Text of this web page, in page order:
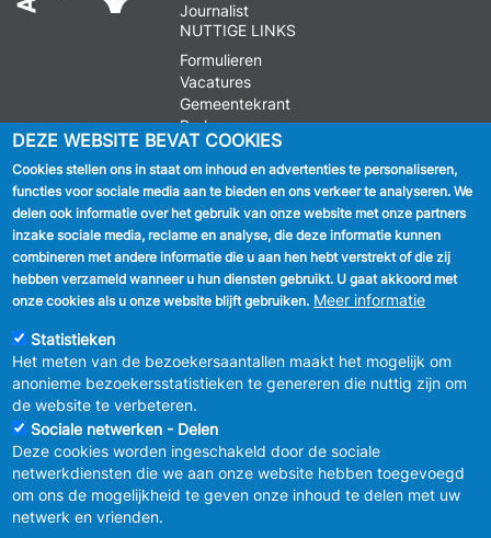
Journalist
NUTTIGE LINKS
Formulieren
Vacatures
Gemeentekrant
Parkeren
VOLG ONS
Facebook
Linkedin
Instagram
MENU
FOOTER
LEGAL
Vertrouwelijkheid
Verbeteringsplan
DEZE WEBSITE BEVAT COOKIES
Cookies stellen ons in staat om inhoud en advertenties te personaliseren,
functies voor sociale media aan te bieden en ons verkeer te analyseren. We
delen ook informatie over het gebruik van onze website met onze partners
inzake sociale media, reclame en analyse, die deze informatie kunnen
combineren met andere informatie die u aan hen hebt verstrekt of die zij
hebben verzameld wanneer u hun diensten gebruikt. U gaat akkoord met
onze cookies als u onze website blijft gebruiken. Meer informatie
Statistieken
Het meten van de bezoekersaantallen maakt het mogelijk om
anonieme bezoekersstatistieken te genereren die nuttig zijn om
de website te verbeteren.
Sociale netwerken - Delen
Deze cookies worden ingeschakeld door de sociale
netwerkdiensten die we aan onze website hebben toegevoegd
om ons de mogelijkheid te geven onze inhoud te delen met uw
netwerk en vrienden.